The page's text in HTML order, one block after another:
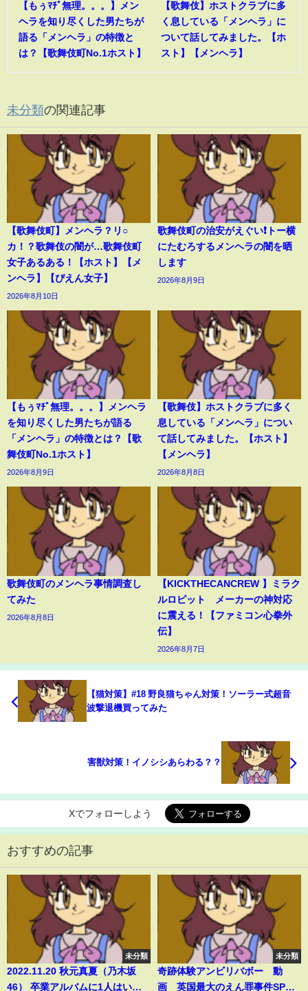
【もぅﾏﾁﾞ無理。。。】メン
ヘラを知り尽くした男たちが
語る「メンヘラ」の特徴と
は？【歌舞伎町No.1ホスト】
【歌舞伎】ホストクラブに多
く息している「メンヘラ」に
ついて話してみました。【ホ
スト】【メンヘラ】
未分類の関連記事
【歌舞伎町】メンヘラ？リ○
カ！？歌舞伎の闇が…歌舞伎町
女子あるある！【ホスト】【メ
ンヘラ】【ぴえん女子】
2026年8月10日
歌舞伎町の治安がえぐい❗️トー横
にたむろするメンヘラの闇を晒
します
2026年8月9日
【もぅﾏﾁﾞ無理。。。】メンヘラ
を知り尽くした男たちが語る
「メンヘラ」の特徴とは？【歌
舞伎町No.1ホスト】
2026年8月9日
【歌舞伎】ホストクラブに多く
息している「メンヘラ」につい
て話してみました。【ホスト】
【メンヘラ】
2026年8月8日
歌舞伎町のメンヘラ事情調査し
てみた
2026年8月8日
【KICKTHECANCREW 】ミラク
ルロピット メーカーの神対応
に震える！【ファミコン心拳外
伝】
2026年8月7日
【猫対策】#18 野良猫ちゃん対策！ソーラー式超音
波撃退機買ってみた
害獣対策！イノシシあらわる？？
Xでフォローしよう
おすすめの記事
未分類
2022.11.20 秋元真夏（乃木坂
46） 卒業アルバムに1人はいそ
未分類
奇跡体験アンビリバボー 動
画 英国最大のえん罪事件SP 4